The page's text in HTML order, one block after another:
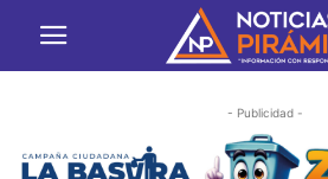
- Publicidad -